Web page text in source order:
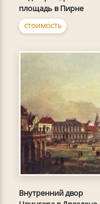
площадь в Пирне
СТОИМОСТЬ
Внутренний двор